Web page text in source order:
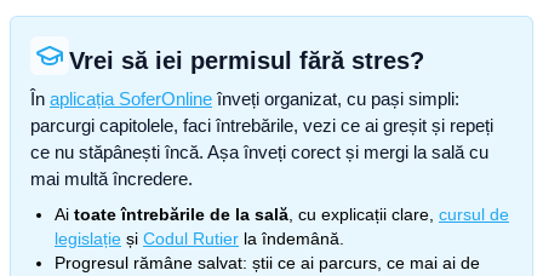
Vrei să iei permisul fără stres?
În aplicația SoferOnline înveți organizat, cu pași simpli:
parcurgi capitolele, faci întrebările, vezi ce ai greșit și repeți
ce nu stăpânești încă. Așa înveți corect și mergi la sală cu
mai multă încredere.
Ai toate întrebările de la sală , cu explicații clare, cursul de
legislație și Codul Rutier la îndemână.
Progresul rămâne salvat: știi ce ai parcurs, ce mai ai de